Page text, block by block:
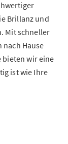
Brillanz und
Mit schneller
Hause
bieten wir eine
ist wie Ihre